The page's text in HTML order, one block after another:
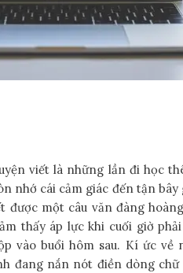
viết là những lần đi học
nhớ cái cảm giác đến tận
được một câu văn đàng
thấy áp lực khi cuối giờ
vào buổi hôm sau. Kí ức
đang nắn nót điền dòng chữ